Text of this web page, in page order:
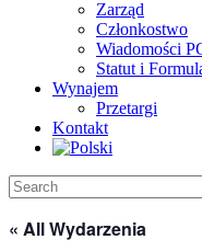
Zarząd
Członkostwo
Wiadomości
Statut i
Wynajem
Przetargi
Kontakt
« All Wydarzenia